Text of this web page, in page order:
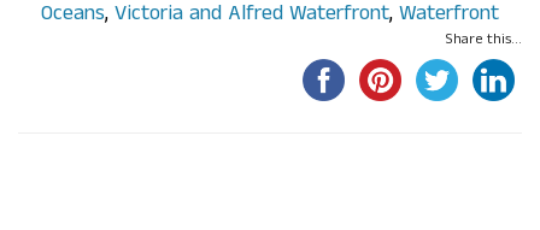
Oceans, Victoria and Alfred Waterfront, Waterfront
Share this...